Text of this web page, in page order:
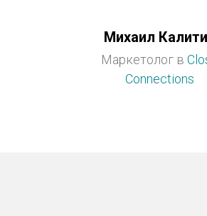
Михаил
Маркетолог в
Connections